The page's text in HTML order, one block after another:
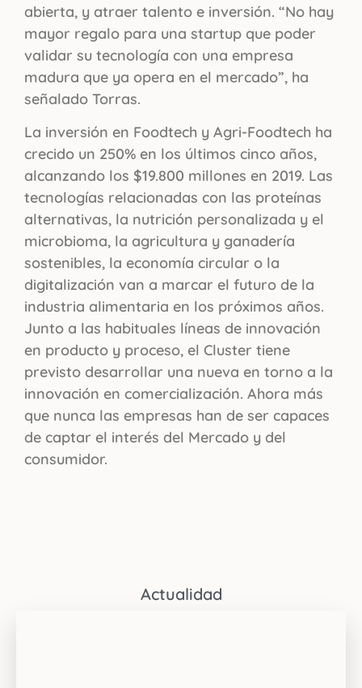
abierta, y atraer talento e inversión. “No hay
mayor regalo para una startup que poder
validar su tecnología con una empresa
madura que ya opera en el mercado”, ha
señalado Torras.
La inversión en Foodtech y Agri-Foodtech ha
crecido un 250% en los últimos cinco años,
alcanzando los $19.800 millones en 2019. Las
tecnologías relacionadas con las proteínas
alternativas, la nutrición personalizada y el
microbioma, la agricultura y ganadería
sostenibles, la economía circular o la
digitalización van a marcar el futuro de la
industria alimentaria en los próximos años.
Junto a las habituales líneas de innovación
en producto y proceso, el Cluster tiene
previsto desarrollar una nueva en torno a la
innovación en comercialización. Ahora más
que nunca las empresas han de ser capaces
de captar el interés del Mercado y del
consumidor.
Actualidad